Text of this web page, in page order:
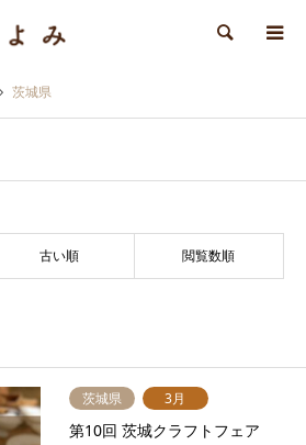
検索
茨城県
古い順 閲覧数順
茨城県 3月
第10回 茨城クラフトフェア